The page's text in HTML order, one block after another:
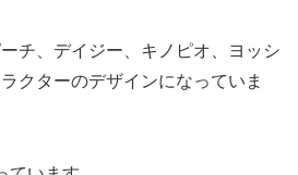
チ、デイジー、キノピオ、ヨッシ
クターのデザインになっていま